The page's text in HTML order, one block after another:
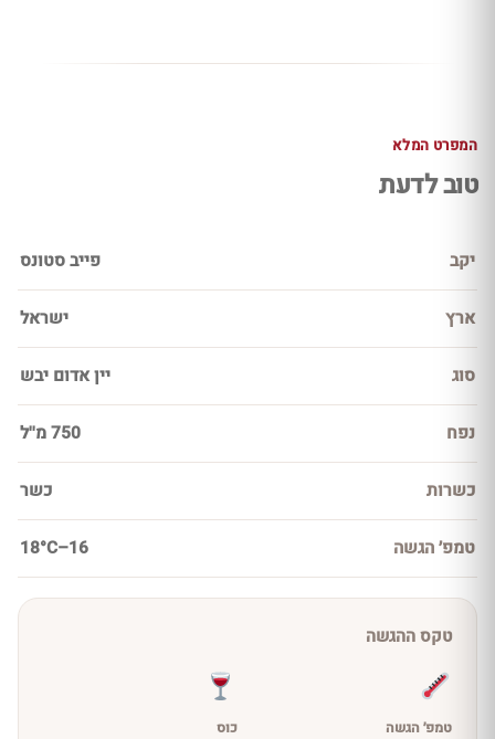
המפרט המלא
טוב לדעת
יקב פייב סטונס
ארץ ישראל
סוג יין אדום יבש
נפח 750 מ''ל
כשרות כשר
טמפ׳ הגשה 16–18°C
טקס ההגשה
טמפ׳ הגשה כוס